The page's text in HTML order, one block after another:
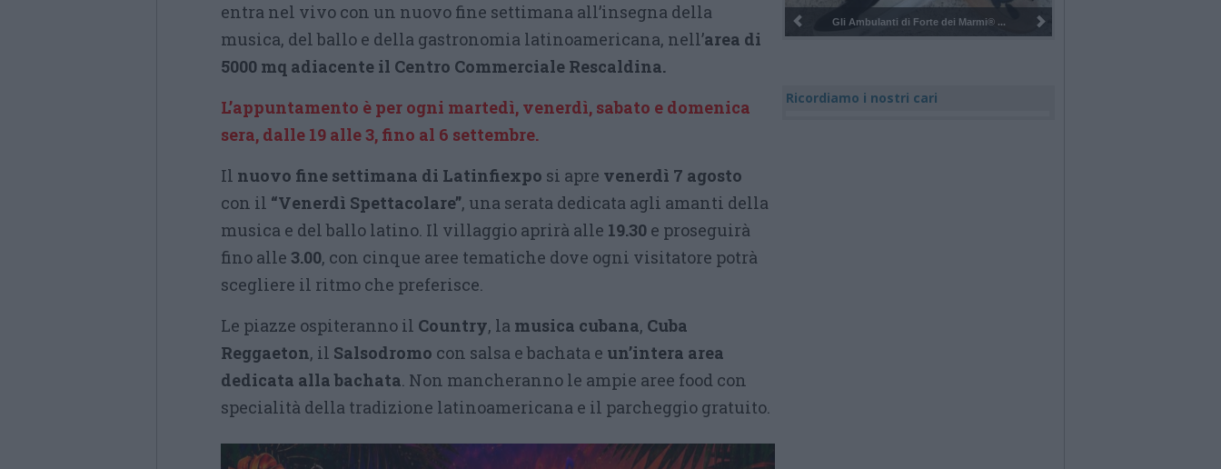
entra nel vivo con un nuovo fine settimana all’insegna della
musica, del ballo e della gastronomia latinoamericana, nell’area di
5000 mq adiacente il Centro Commerciale Rescaldina.
L’appuntamento è per ogni martedì, venerdì, sabato e domenica
sera, dalle 19 alle 3, fino al 6 settembre.
Il nuovo fine settimana di Latinfiexpo si apre venerdì 7 agosto
con il “Venerdì Spettacolare”, una serata dedicata agli amanti della
musica e del ballo latino. Il villaggio aprirà alle 19.30 e proseguirà
fino alle 3.00, con cinque aree tematiche dove ogni visitatore potrà
scegliere il ritmo che preferisce.
Le piazze ospiteranno il Country, la musica cubana, Cuba
Reggaeton, il Salsodromo con salsa e bachata e un’intera area
dedicata alla bachata. Non mancheranno le ampie aree food con
specialità della tradizione latinoamericana e il parcheggio gratuito.
Pulizia del bosco del Rugareto a ...
Ricordiamo i nostri cari